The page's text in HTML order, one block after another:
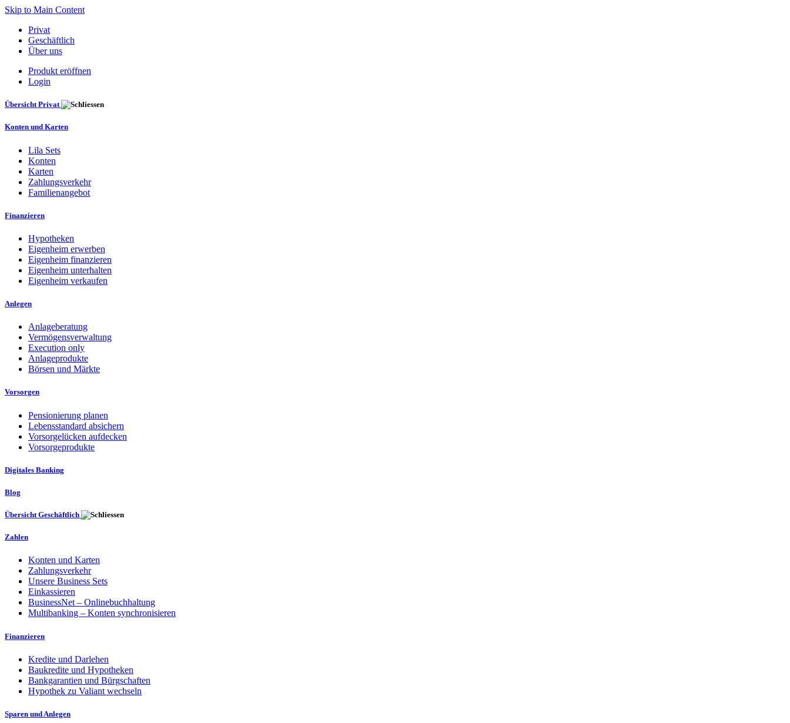
Skip to Main Content
Privat
Geschäftlich
Über uns
Produkt eröffnen
Login
Übersicht Privat
Konten und Karten
Lila Sets
Konten
Karten
Zahlungsverkehr
Familienangebot
Finanzieren
Hypotheken
Eigenheim erwerben
Eigenheim finanzieren
Eigenheim unterhalten
Eigenheim verkaufen
Anlegen
Anlageberatung
Vermögensverwaltung
Execution only
Anlageprodukte
Börsen und Märkte
Vorsorgen
Pensionierung planen
Lebensstandard absichern
Vorsorgelücken aufdecken
Vorsorgeprodukte
Digitales Banking
Blog
Übersicht Geschäftlich
Zahlen
Konten und Karten
Zahlungsverkehr
Unsere Business Sets
Einkassieren
BusinessNet – Onlinebuchhaltung
Multibanking – Konten synchronisieren
Finanzieren
Kredite und Darlehen
Baukredite und Hypotheken
Bankgarantien und Bürgschaften
Hypothek zu Valiant wechseln
Sparen und Anlegen